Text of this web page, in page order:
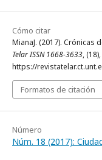
Cómo citar
MianaJ. (2017). Crónicas
Telar ISSN 1668-3633,
https://
Formatos de citación
Número
Núm. 18 (2017):